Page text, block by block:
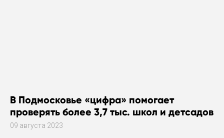
В Подмосковье «цифра» помогает
проверять более 3,7 тыс. школ и детсадов
09 августа 2023